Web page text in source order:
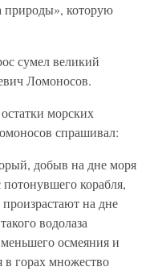
которую
сумел великий
Ломоносов.
морских
спрашивал:
добыв на дне моря
корабля,
на дне
водолаза
осмеяния и
в горах множество